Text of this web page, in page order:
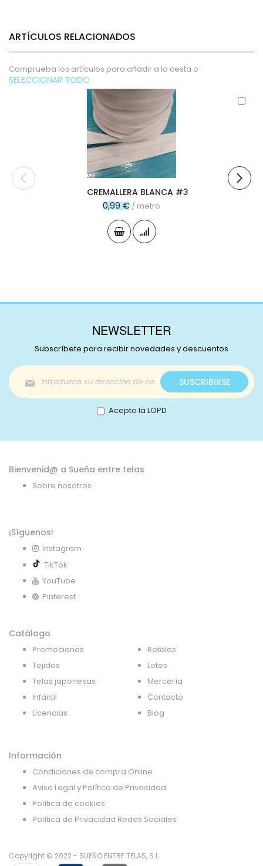
ARTÍCULOS RELACIONADOS
Comprueba los artículos para añadir a la cesta o
SELECCIONAR TODO
CREMALLERA BLANCA #3
0,99 € / metro
NEWSLETTER
Subscríbete para recibir novedades y descuentos
Inscríbase
a
nuestro
boletín
de
SUSCRIBIRSE
Acepto la LOPD
Bienvenid@ a Sueña entre telas
Sobre nosotros
¡Síguenos!
Instagram
TikTok
YouTube
Pinterest
Catálogo
Promociones
Tejidos
Telas japonesas
Infantil
Licencias
Retales
Lotes
Mercería
Contacto
Blog
Información
Condiciones de compra Online
Aviso Legal y Política de Privacidad
Política de cookies
Política de Privacidad Redes Sociales
Copyright © 2022 - SUEÑO ENTRE TELAS, S.L.